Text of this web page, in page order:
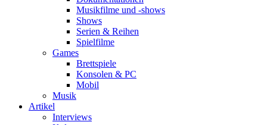
Musikfilme und -shows
Shows
Serien & Reihen
Spielfilme
Games
Brettspiele
Konsolen & PC
Mobil
Musik
Artikel
Interviews